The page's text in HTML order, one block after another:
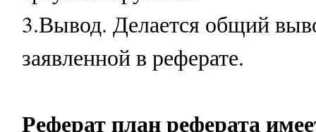
3.Вывод. Делается общий
заявленной в реферате.
Реферат план реферата